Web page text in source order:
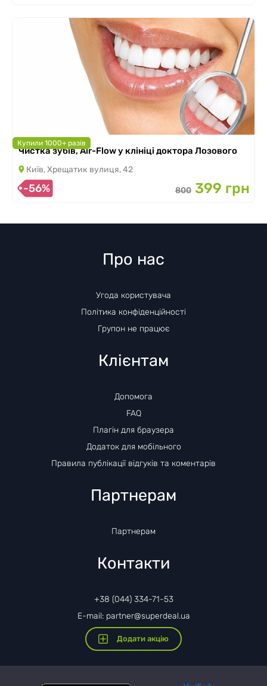
Купили 1000+ разів
Чистка зубів, Air-Flow у клініці доктора Лозового
Київ, Хрещатик вулиця, 42
-56% 800 399 грн
Про нас
Угода користувача
Політика конфіденційності
Групон не працює
Клієнтам
Допомога
FAQ
Плагін для браузера
Додаток для мобільного
Правила публікації відгуків та коментарів
Партнерам
Партнерам
Контакти
+38 (044) 334-71-53
E-mail: partner@superdeal.ua
Додати акцію